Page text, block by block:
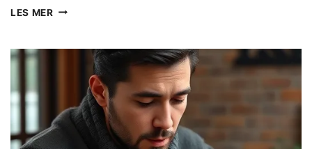
LES MERSPISEPINNER
5
SPISEPINNENE
2026